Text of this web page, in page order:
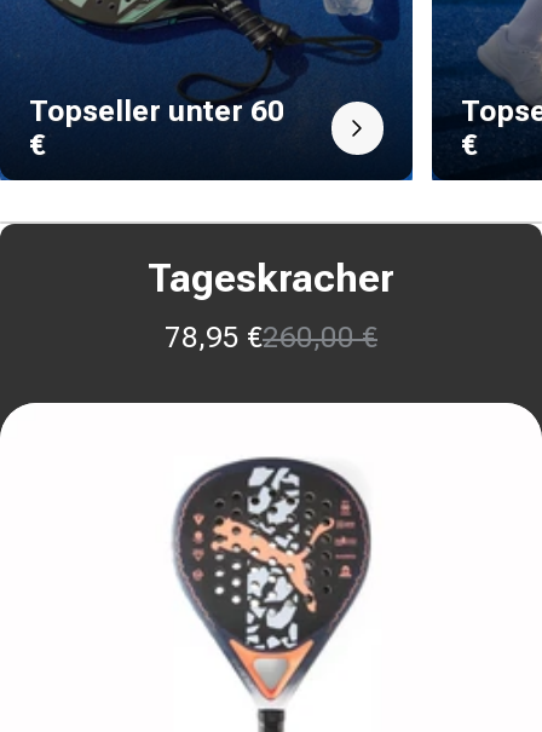
Topseller unter 60
€
Button
€
Tageskracher
78,95 €260,00 €